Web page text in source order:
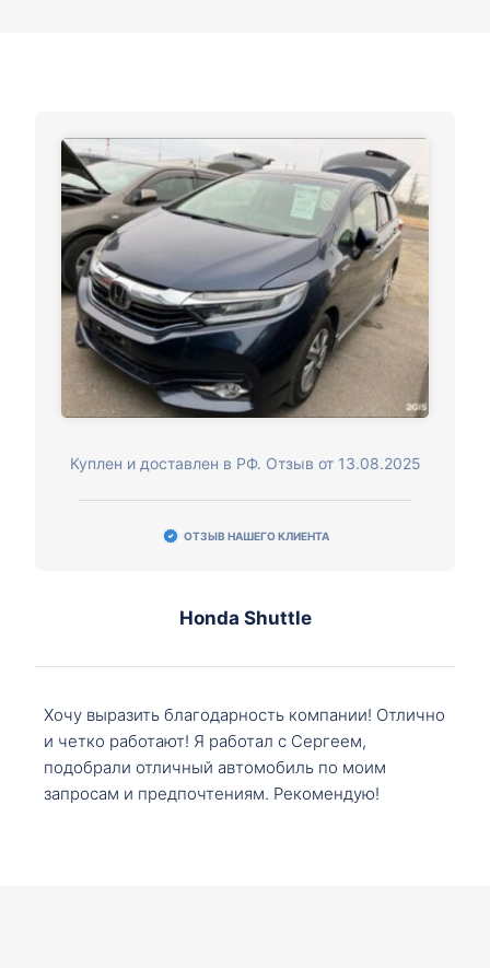
Куплен и доставлен в РФ. Отзыв от 13.08.2025
ОТЗЫВ НАШЕГО КЛИЕНТА
Honda Shuttle
Хочу выразить благодарность компании! Отлично
и четко работают! Я работал с Сергеем,
подобрали отличный автомобиль по моим
запросам и предпочтениям. Рекомендую!